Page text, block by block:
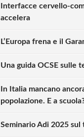
Interfacce cervello-
accelera
L’Europa frena e il
Una guida OCSE sulle
In Italia mancano
popolazione. E a
Seminario Adi 2025 sul